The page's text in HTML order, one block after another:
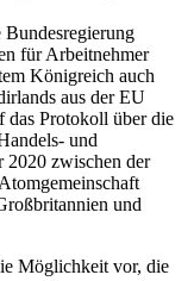
für Arbeitnehmer
Königreich auch
aus der EU
das Protokoll über die
und
2020 zwischen der
und
Möglichkeit vor, die